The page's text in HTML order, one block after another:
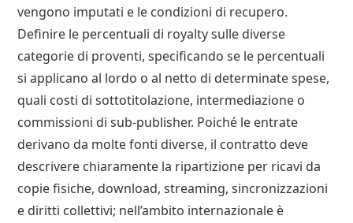
vengono imputati e le condizioni di recupero.
Definire le percentuali di royalty sulle diverse
categorie di proventi, specificando se le percentuali
si applicano al lordo o al netto di determinate spese,
quali costi di sottotitolazione, intermediazione o
commissioni di sub-publisher. Poiché le entrate
derivano da molte fonti diverse, il contratto deve
descrivere chiaramente la ripartizione per ricavi da
copie fisiche, download, streaming, sincronizzazioni
e diritti collettivi; nell’ambito internazionale è